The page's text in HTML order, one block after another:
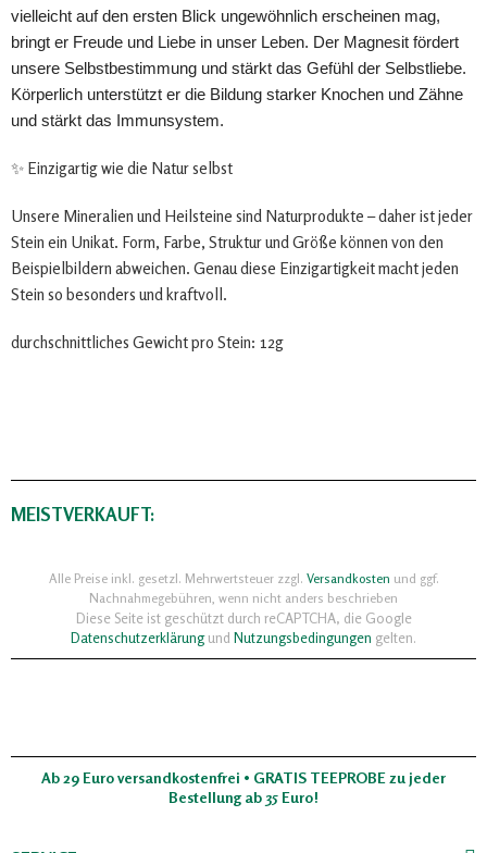
vielleicht auf den ersten Blick ungewöhnlich erscheinen mag,
bringt er Freude und Liebe in unser Leben. Der Magnesit fördert
unsere Selbstbestimmung und stärkt das Gefühl der Selbstliebe.
Körperlich unterstützt er die Bildung starker Knochen und Zähne
und stärkt das Immunsystem.
✨ Einzigartig wie die Natur selbst
Unsere Mineralien und Heilsteine sind Naturprodukte – daher ist jeder
Stein ein Unikat. Form, Farbe, Struktur und Größe können von den
Beispielbildern abweichen. Genau diese Einzigartigkeit macht jeden
Stein so besonders und kraftvoll.
durchschnittliches Gewicht pro Stein: 12g
MEISTVERKAUFT:
Alle Preise inkl. gesetzl. Mehrwertsteuer zzgl. Versandkosten und ggf.
Nachnahmegebühren, wenn nicht anders beschrieben
Diese Seite ist geschützt durch reCAPTCHA, die Google
Datenschutzerklärungund Nutzungsbedingungen gelten.
Ab 29 Euro versandkostenfrei • GRATIS TEEPROBE zu jeder
Bestellung ab 35 Euro!